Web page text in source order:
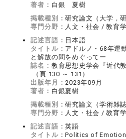
著者： 白銀 夏樹
掲載種別：研究論文（大学，
専門分野： 人文・社会 / 教育学
記述言語： 日本語
タイトル： アドルノ・68年運
と解放の間をめぐってー
誌名： 教育思想史学会『近代
（頁 130 ～ 131）
出版年月：2023年09月
著者： 白銀夏樹
掲載種別：研究論文（学術雑誌
専門分野： 人文・社会 / 教育学
記述言語：英語
タイトル：Politics of